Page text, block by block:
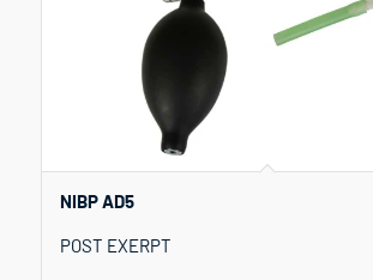
NIBP AD5
POST EXERPT